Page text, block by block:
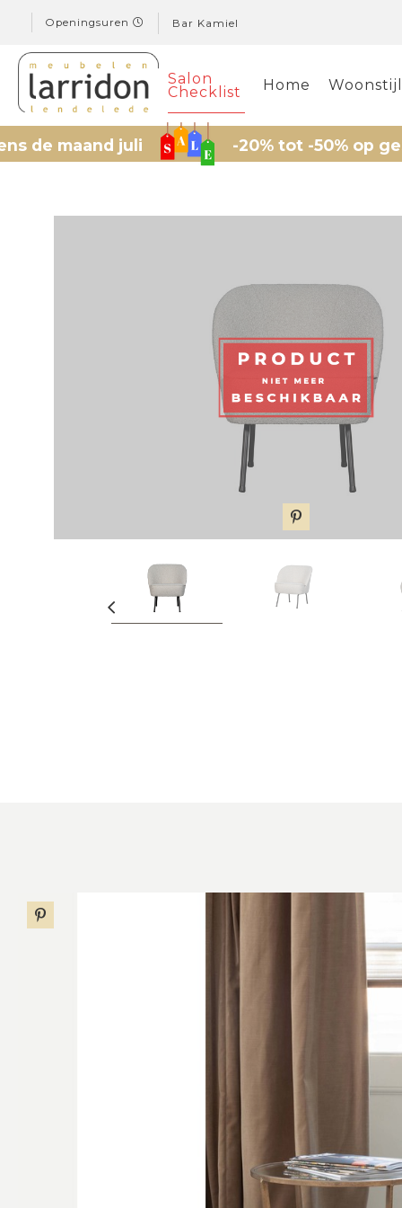
Openingsuren Bar Kamiel
Salon
Checklist Home
juli -20% tot -50% op